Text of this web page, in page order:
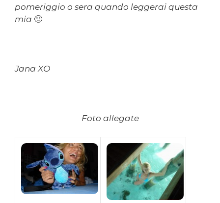
pomeriggio o sera quando leggerai questa
mia 🙂
Jana XO
Foto allegate